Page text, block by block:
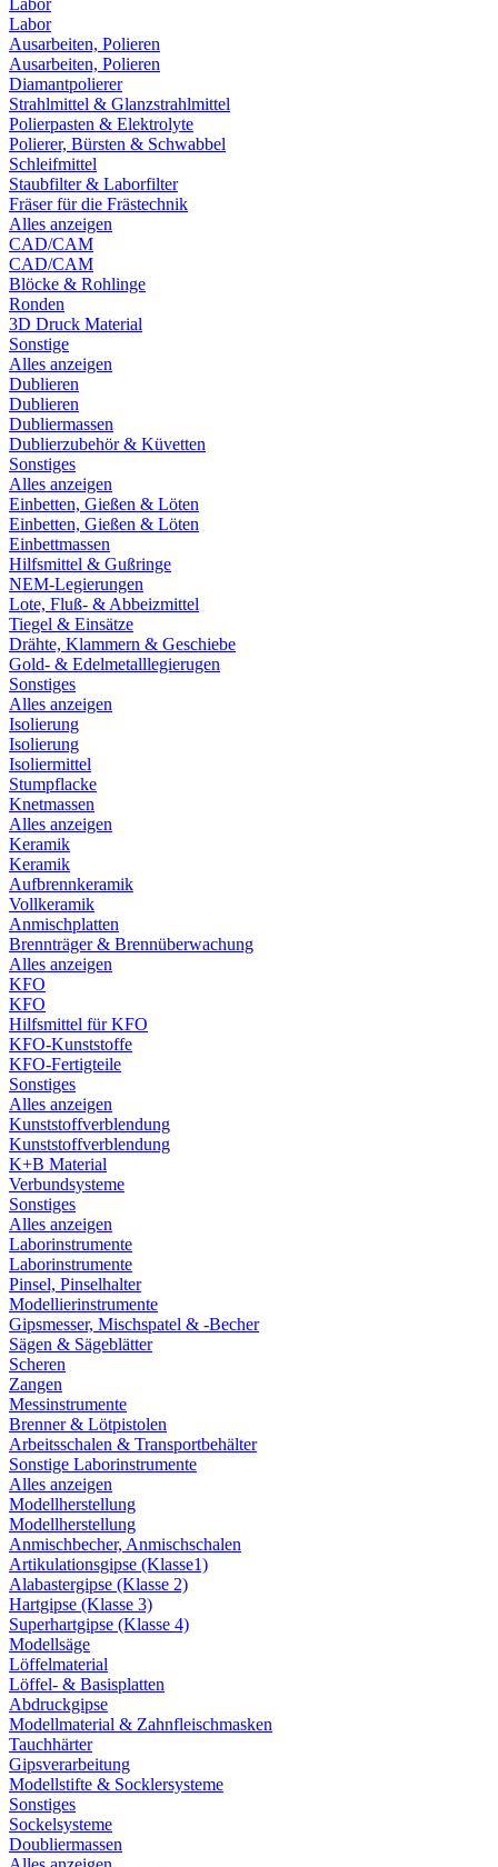
Labor
Labor
Ausarbeiten, Polieren
Ausarbeiten, Polieren
Diamantpolierer
Strahlmittel & Glanzstrahlmittel
Polierpasten & Elektrolyte
Polierer, Bürsten & Schwabbel
Schleifmittel
Staubfilter & Laborfilter
Fräser für die Frästechnik
Alles anzeigen
CAD/CAM
CAD/CAM
Blöcke & Rohlinge
Ronden
3D Druck Material
Sonstige
Alles anzeigen
Dublieren
Dublieren
Dubliermassen
Dublierzubehör & Küvetten
Sonstiges
Alles anzeigen
Einbetten, Gießen & Löten
Einbetten, Gießen & Löten
Einbettmassen
Hilfsmittel & Gußringe
NEM-Legierungen
Lote, Fluß- & Abbeizmittel
Tiegel & Einsätze
Drähte, Klammern & Geschiebe
Gold- & Edelmetalllegierugen
Sonstiges
Alles anzeigen
Isolierung
Isolierung
Isoliermittel
Stumpflacke
Knetmassen
Alles anzeigen
Keramik
Keramik
Aufbrennkeramik
Vollkeramik
Anmischplatten
Brennträger & Brennüberwachung
Alles anzeigen
KFO
KFO
Hilfsmittel für KFO
KFO-Kunststoffe
KFO-Fertigteile
Sonstiges
Alles anzeigen
Kunststoffverblendung
Kunststoffverblendung
K+B Material
Verbundsysteme
Sonstiges
Alles anzeigen
Laborinstrumente
Laborinstrumente
Pinsel, Pinselhalter
Modellierinstrumente
Gipsmesser, Mischspatel & -Becher
Sägen & Sägeblätter
Scheren
Zangen
Messinstrumente
Brenner & Lötpistolen
Arbeitsschalen & Transportbehälter
Sonstige Laborinstrumente
Alles anzeigen
Modellherstellung
Modellherstellung
Anmischbecher, Anmischschalen
Artikulationsgipse (Klasse1)
Alabastergipse (Klasse 2)
Hartgipse (Klasse 3)
Superhartgipse (Klasse 4)
Modellsäge
Löffelmaterial
Löffel- & Basisplatten
Abdruckgipse
Modellmaterial & Zahnfleischmasken
Tauchhärter
Gipsverarbeitung
Modellstifte & Socklersysteme
Sonstiges
Sockelsysteme
Doubliermassen